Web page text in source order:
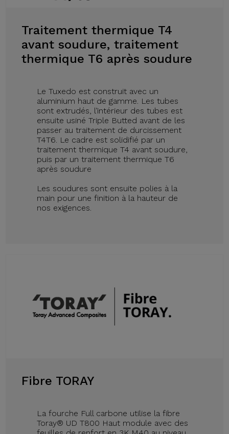
Traitement thermique T4
avant soudure, traitement
thermique T6 après soudure
Le Tuxedo est construit avec un
aluminium haut de gamme. Les tubes
sont extrudés, l’intérieur des tubes est
ensuite usiné Triple Butted avant de les
passer au traitement de durcissement
T4T6. Le cadre est solidifié par un
traitement thermique T4 avant soudure,
puis par un traitement thermique T6
après soudure
Les soudures sont ensuite polies à la
main pour une finition à la hauteur de
nos exigences.
Fibre TORAY
La fourche Full carbone utilise la fibre
Toray® UD T800 Haut module avec des